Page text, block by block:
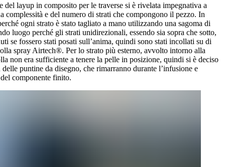
del layup in composito per le traverse si è rivelata impegnativa a
complessità e del numero di strati che compongono il pezzo. In
ogni strato è stato tagliato a mano utilizzando una sagoma di
luogo perché gli strati unidirezionali, essendo sia sopra che sotto,
se fossero stati posati sull’anima, quindi sono stati incollati su di
spray Airtech®. Per lo strato più esterno, avvolto intorno alla
non era sufficiente a tenere la pelle in posizione, quindi si è deciso
puntine da disegno, che rimarranno durante l’infusione e
componente finito.